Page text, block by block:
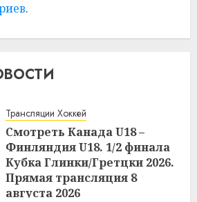
.
Трансляции Хоккей
Смотреть Канада U18 –
Финляндия U18. 1/2 финала
Кубка Глинки/Гретцки 2026.
Прямая трансляция 8
августа 2026